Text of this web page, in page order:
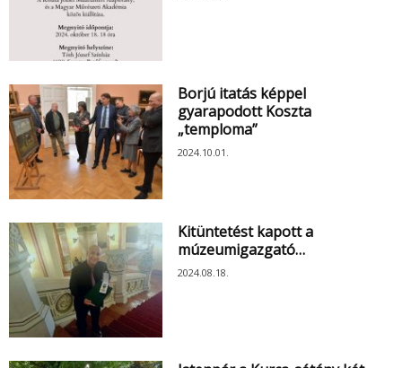
Borjú itatás képpel
gyarapodott Koszta
„temploma”
2024.10.01.
Kitüntetést kapott a
múzeumigazgató…
2024.08.18.